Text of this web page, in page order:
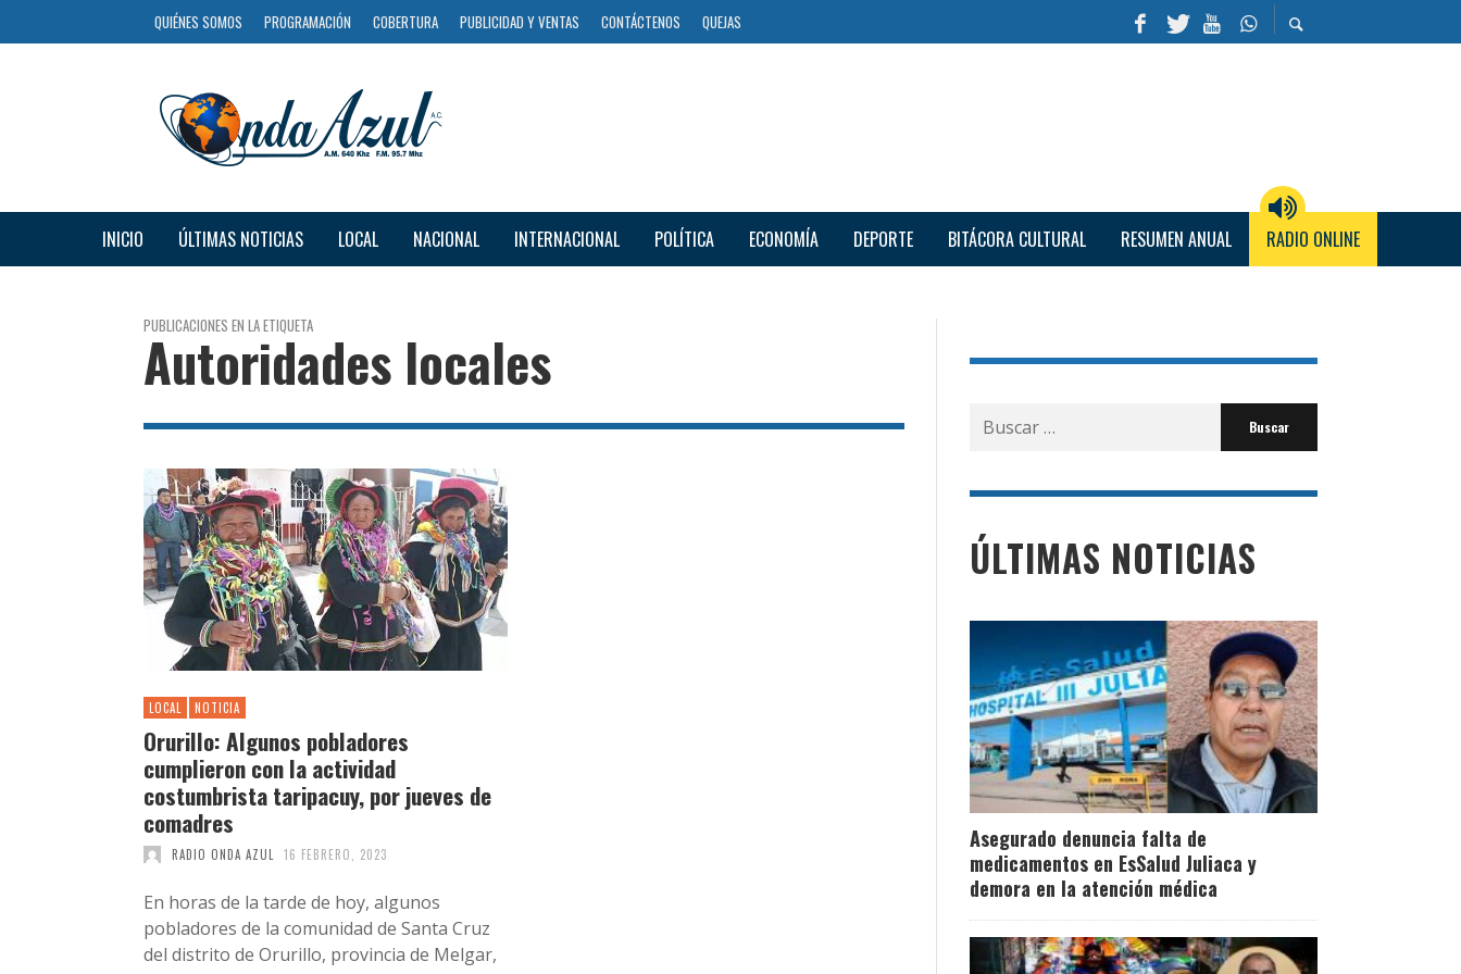
QUIÉNES SOMOS PROGRAMACIÓN COBERTURA PUBLICIDAD Y VENTAS CONTÁCTENOS QUEJAS
INICIO ÚLTIMAS NOTICIAS LOCAL NACIONAL INTERNACIONAL POLÍTICA ECONOMÍA DEPORTE BITÁCORA CULTURAL RESUMEN ANUAL RADIO ONLINE
PUBLICACIONES EN LA ETIQUETA
Autoridades locales
LOCAL NOTICIA
Orurillo: Algunos pobladores
cumplieron con la actividad
costumbrista taripacuy, por jueves de
comadres
RADIO ONDA AZUL 16 FEBRERO, 2023
En horas de la tarde de hoy, algunos
pobladores de la comunidad de Santa Cruz
del distrito de Orurillo, provincia de Melgar,
Buscar
por:
ÚLTIMAS NOTICIAS
Asegurado denuncia falta de
medicamentos en EsSalud Juliaca y
demora en la atención médica